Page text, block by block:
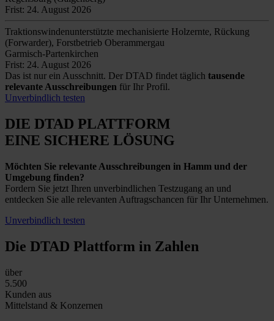
Frist: 24. August 2026
Traktionswindenunterstützte mechanisierte Holzernte, Rückung
(Forwarder), Forstbetrieb Oberammergau
Garmisch-Partenkirchen
Frist: 24. August 2026
Das ist nur ein Ausschnitt. Der DTAD findet täglich tausende
relevante Ausschreibungen für Ihr Profil.
Unverbindlich testen
DIE DTAD PLATTFORM
EINE SICHERE LÖSUNG
Möchten Sie relevante Ausschreibungen in Hamm und der
Umgebung finden?
Fordern Sie jetzt Ihren unverbindlichen Testzugang an und
entdecken Sie alle relevanten Auftragschancen für Ihr Unternehmen.
Unverbindlich testen
Die DTAD Plattform in Zahlen
über
5.500
Kunden aus
Mittelstand & Konzernen